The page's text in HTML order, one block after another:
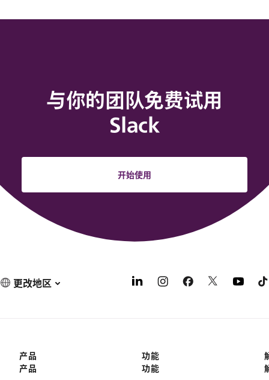
与你的团队免费试用
Slack
开始使用
更改地区
产品
产品
功能
功能